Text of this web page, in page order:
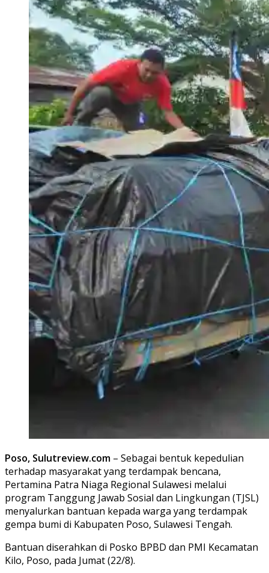
Poso, Sulutreview.com – Sebagai bentuk kepedulian
terhadap masyarakat yang terdampak bencana,
Pertamina Patra Niaga Regional Sulawesi melalui
program Tanggung Jawab Sosial dan Lingkungan (TJSL)
menyalurkan bantuan kepada warga yang terdampak
gempa bumi di Kabupaten Poso, Sulawesi Tengah.
Bantuan diserahkan di Posko BPBD dan PMI Kecamatan
Kilo, Poso, pada Jumat (22/8).